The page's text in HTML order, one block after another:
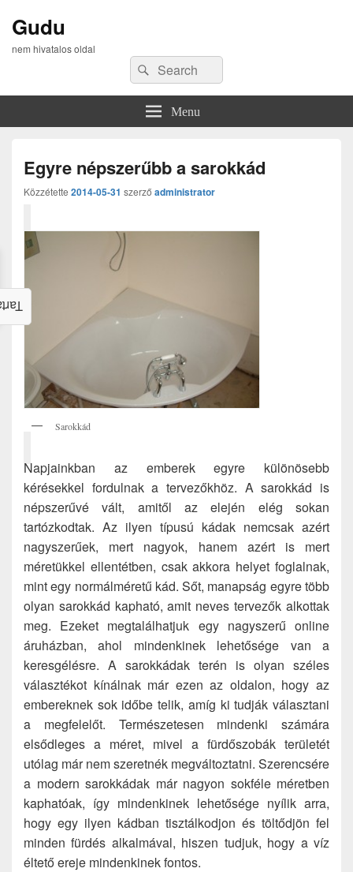
Gudu
nem hivatalos oldal
Search
for:
Search
Menu
Egyre népszerűbb a sarokkád
Közzétette 2014-05-31 szerző administrator
Sarokkád
Napjainkban az emberek egyre különösebb
kérésekkel fordulnak a tervezőkhöz. A sarokkád is
népszerűvé vált, amitől az elején elég sokan
tartózkodtak. Az ilyen típusú kádak nemcsak azért
nagyszerűek, mert nagyok, hanem azért is mert
méretükkel ellentétben, csak akkora helyet foglalnak,
mint egy normálméretű kád. Sőt, manapság egyre több
olyan sarokkád kapható, amit neves tervezők alkottak
meg. Ezeket megtalálhatjuk egy nagyszerű online
áruházban, ahol mindenkinek lehetősége van a
keresgélésre. A sarokkádak terén is olyan széles
választékot kínálnak már ezen az oldalon, hogy az
embereknek sok időbe telik, amíg ki tudják választani
a megfelelőt. Természetesen mindenki számára
elsődleges a méret, mivel a fürdőszobák területét
utólag már nem szeretnék megváltoztatni. Szerencsére
a modern sarokkádak már nagyon sokféle méretben
kaphatóak, így mindenkinek lehetősége nyílik arra,
hogy egy ilyen kádban tisztálkodjon és töltődjön fel
minden fürdés alkalmával, hiszen tudjuk, hogy a víz
éltető ereje mindenkinek fontos.